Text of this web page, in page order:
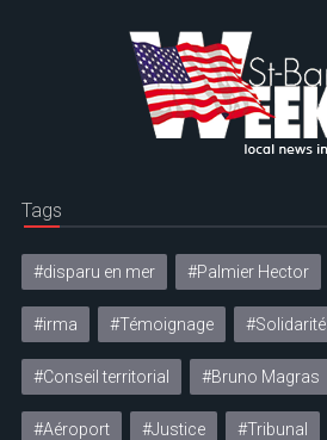
Tags
#disparu en mer #Palmier Hector
#irma #Témoignage #Solidarité
#Conseil territorial #Bruno Magras
#Aéroport #Justice #Tribunal